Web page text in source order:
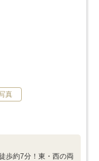
真
歩約7分！東・西の両